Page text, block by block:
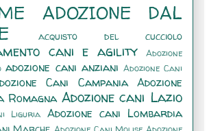
ADOZIONE DAL
acquisto del cucciolo
cani e agility
Adozione
adozione cani anziani Adozione Cani
Cani Campania
Adozione
Romagna Adozione cani Lazio
Liguria Adozione cani Lombardia